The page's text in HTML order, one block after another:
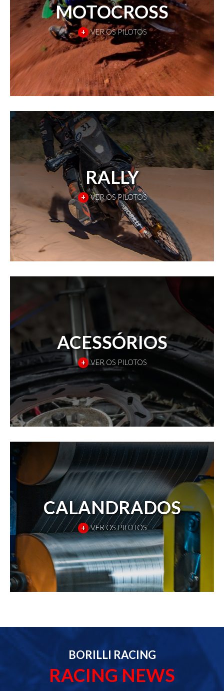
MOTOCROSS
+ VER OS PILOTOS
RALLY
+ VER OS PILOTOS
ACESSÓRIOS
+ VER OS PILOTOS
CALANDRADOS
+ VER OS PILOTOS
BORILLI RACING
RACING NEWS